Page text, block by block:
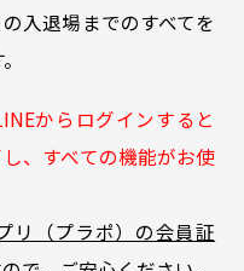
入退場までのすべてを
からログインすると
、すべての機能がお使
リ（プラポ）の会員証